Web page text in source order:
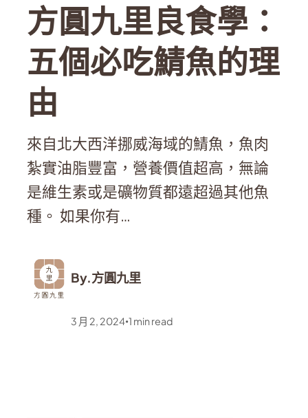
方圓九里良食學：
五個必吃鯖魚的理
由
來自北大西洋挪威海域的鯖魚，魚肉
紮實油脂豐富，營養價值超高，無論
是維生素或是礦物質都遠超過其他魚
種。 如果你有…
By.方圓九里
3 月 2, 2024•1 min read